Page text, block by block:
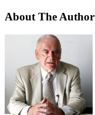
About The Author